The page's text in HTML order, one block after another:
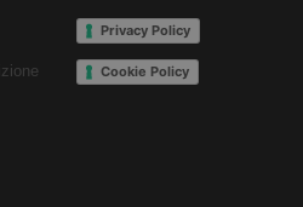
Privacy Policy
Cookie Policy